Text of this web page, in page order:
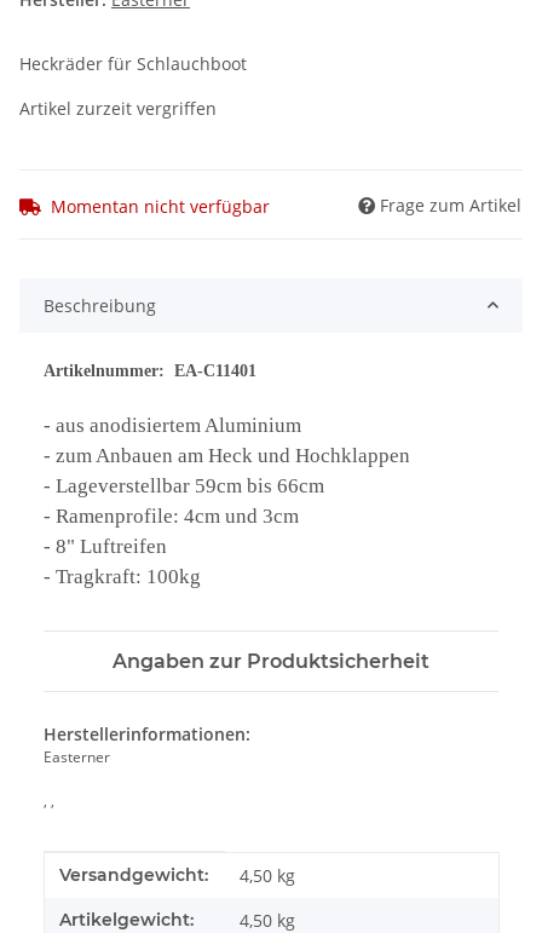
Heckräder für Schlauchboot
Artikel zurzeit vergriffen
Momentan nicht verfügbar Frage zum Artikel
Beschreibung
Artikelnummer: EA-C11401
- aus anodisiertem Aluminium
- zum Anbauen am Heck und Hochklappen
- Lageverstellbar 59cm bis 66cm
- Ramenprofile: 4cm und 3cm
- 8" Luftreifen
- Tragkraft: 100kg
Angaben zur Produktsicherheit
Herstellerinformationen:
Easterner
, ,
Produkteigenschaft
Wert
Versandgewicht: 4,50 kg
Artikelgewicht: 4,50 kg